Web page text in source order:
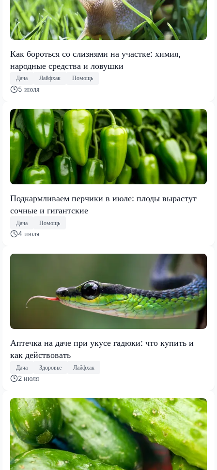
Как бороться со слизнями на участке: химия,
народные средства и ловушки
Дача Лайфхак Помощь
5 июля
Подкармливаем перчики в июле: плоды вырастут
сочные и гигантские
Дача Помощь
4 июля
Аптечка на даче при укусе гадюки: что купить и
как действовать
Дача Здоровье Лайфхак
2 июля